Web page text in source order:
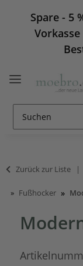
Spare - 5
Zurück zur Liste
Fußhocker